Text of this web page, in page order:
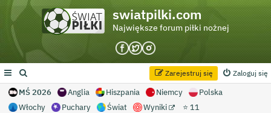
swiatpilki.com
Największe forum piłki nożnej
Zaloguj się
Zarejestruj się
MŚ 2026 Anglia Hiszpania Niemcy
Polska
Włochy
Puchary Świat Wyniki ⭐ 11